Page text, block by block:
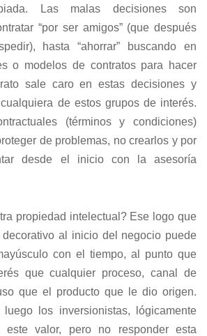
Las malas decisiones son
“por ser amigos” (que después
hasta “ahorrar” buscando en
o modelos de contratos para hacer
sale caro en estas decisiones y
de estos grupos de interés.
(términos y condiciones)
de problemas, no crearlos y por
desde el inicio con la asesoría
propiedad intelectual? Ese logo que
decorativo al inicio del negocio puede
con el tiempo, al punto que
que cualquier proceso, canal de
que el producto que le dio origen.
los inversionistas, lógicamente
este valor, pero no responder esta